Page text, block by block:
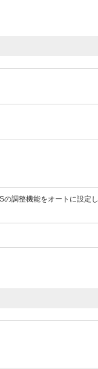
の調整機能をオートに設定し